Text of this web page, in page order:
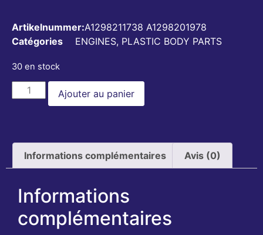
Artikelnummer:A1298211738 A1298201978
Catégories
ENGINES, PLASTIC BODY PARTS
30 en stock
Ajouter au panier
Informations complémentaires Avis (0)
Informations
complémentaires